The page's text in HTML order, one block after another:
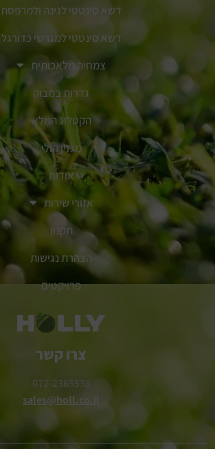
דשא סינטטי לגינה ולמרפסת
דשא סינטטי למגרשי כדורגל
צמחיה מלאכותית
גדרות במבוק
הקטלוג המלא
מגזין הולי
אודות
אזורי שירות
תקנון
הצהרת נגישות
פרויקטים
צרו קשר
072-2365538
sales@holl.co.il